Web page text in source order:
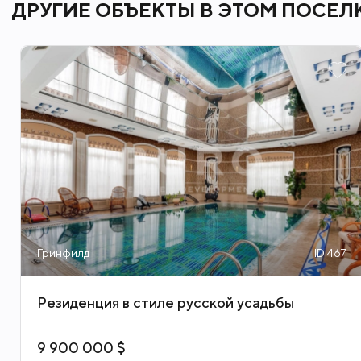
Фитнес клубы
ДРУГИЕ ОБЪЕКТЫ В ЭТОМ
Гринфилд ID 467
Резиденция в стиле русской усадьбы
9 900 000 $